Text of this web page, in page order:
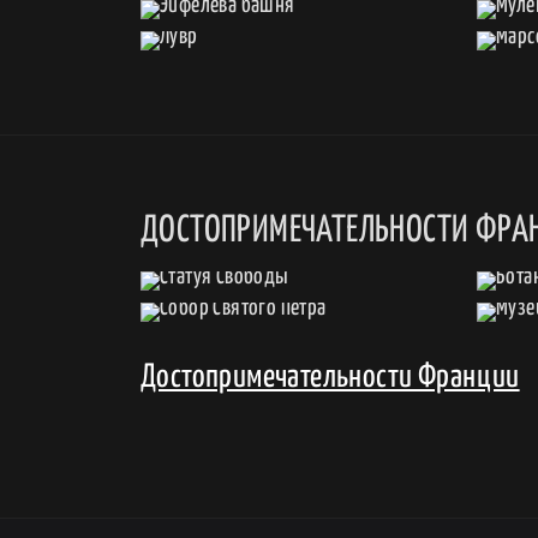
ДОСТОПРИМЕЧАТЕЛЬНОСТИ
Достопримечательности Франции